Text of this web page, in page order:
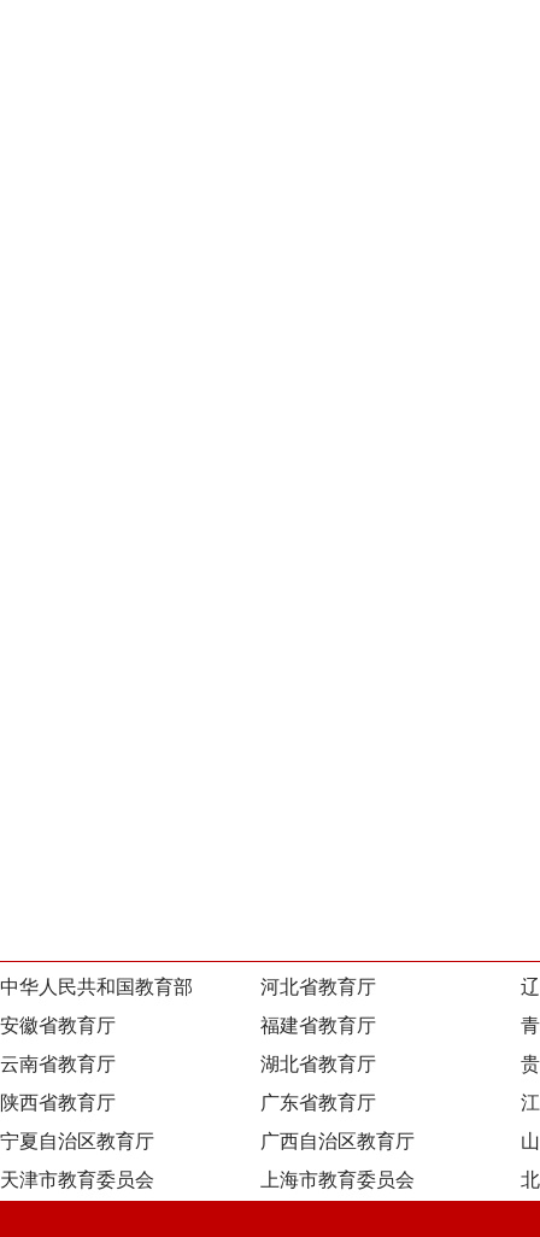
中华人民共和国教育部 河北省教育厅
安徽省教育厅
福建省教育厅
云南省教育厅
湖北省教育厅
陕西省教育厅
广东省教育厅
宁夏自治区教育厅
广西自治区教育厅
天津市教育委员会
上海市教育委员会